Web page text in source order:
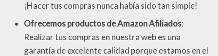
¡Hacer tus compras nunca había sido tan simple!
Ofrecemos productos de Amazon Afiliados:
Realizar tus compras en nuestra web es una
garantía de excelente calidad porque estamos en el